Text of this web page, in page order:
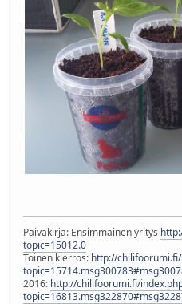
Päiväkirja: Ensimmäinen yritys
topic=15012.0
Toinen kierros: http://
2016: http://chilifoorumi.fi/